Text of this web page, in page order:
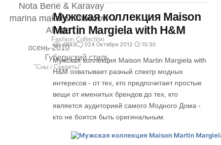
Nota Bene & Karavay
marina makaron moscow
Allude
осень-2010
Губернский стиль
Fashion Collection
"Сны i Секреты"
Мужская коллекция Maison
Martin Margiela with H&M
4993 024 Октября 2012 15:30
Мужская коллекция Maison Martin Margiela with
H&M охватывает разный спектр модных
интересов - от тех, кто предпочитает простые
вещи от именитых брендов до тех, кто
является аудиторией самого Модного Дома -
кто не боится быть оригинальным.